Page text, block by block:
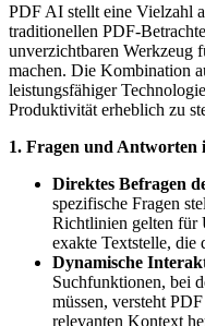
PDF AI stellt eine Vielzahl
traditionellen PDF-
unverzichtbaren Werkzeug
machen. Die Kombination
leistungsfähiger
Produktivität erheblich zu
1. Fragen und Antworten
Direktes Befragen
spezifische Fragen
Richtlinien gelten für
exakte Textstelle, die
Dynamische
Suchfunktionen, bei
müssen, versteht
relevanten Kontext